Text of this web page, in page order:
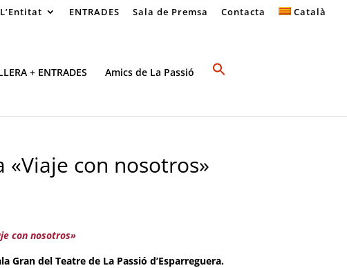
L’Entitat ENTRADES Sala de Premsa Contacta Català
+ ENTRADES Amics de La Passió
con nosotros»
con nosotros»
Gran del Teatre de La Passió d’Esparreguera.